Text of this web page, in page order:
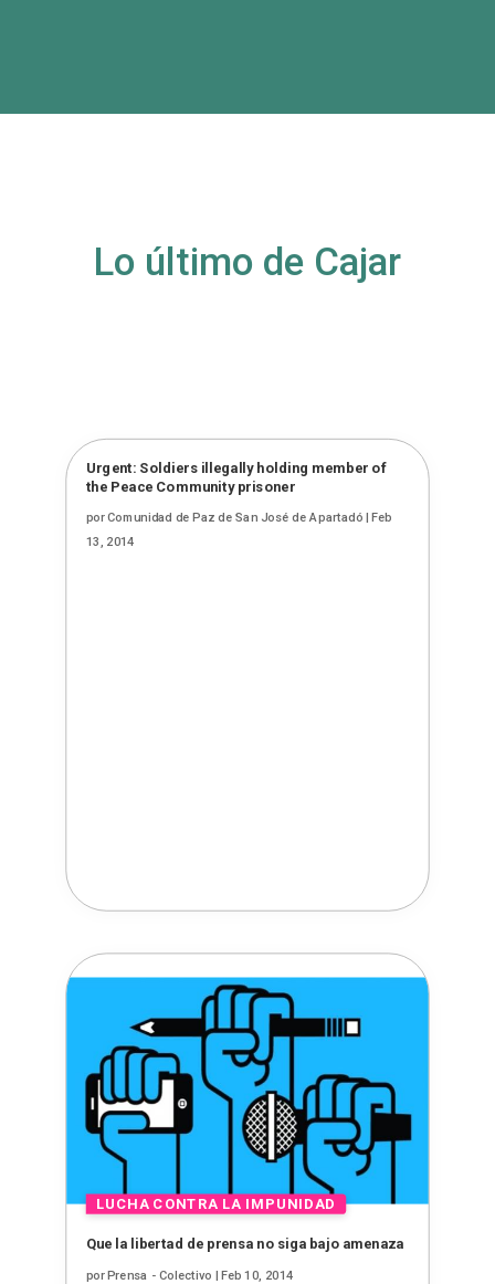
Lo último de Cajar
Urgent: Soldiers illegally holding member of
the Peace Community prisoner
porComunidad de Paz de San José de Apartadó|Feb
13, 2014
Que la libertad de prensa no siga bajo amenaza
porPrensa - Colectivo | Feb 10, 2014